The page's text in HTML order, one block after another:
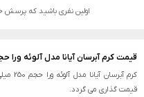
اولین نفری باشید که پرسش
قیمت کرم آبرسان آیانا مدل آلوئه ورا حجم 250 میلی
کرم آبرسان آیانا مدل آلوئه ورا حجم 250 میلی لیتر در سایت
قیمت گذاری می گردد.